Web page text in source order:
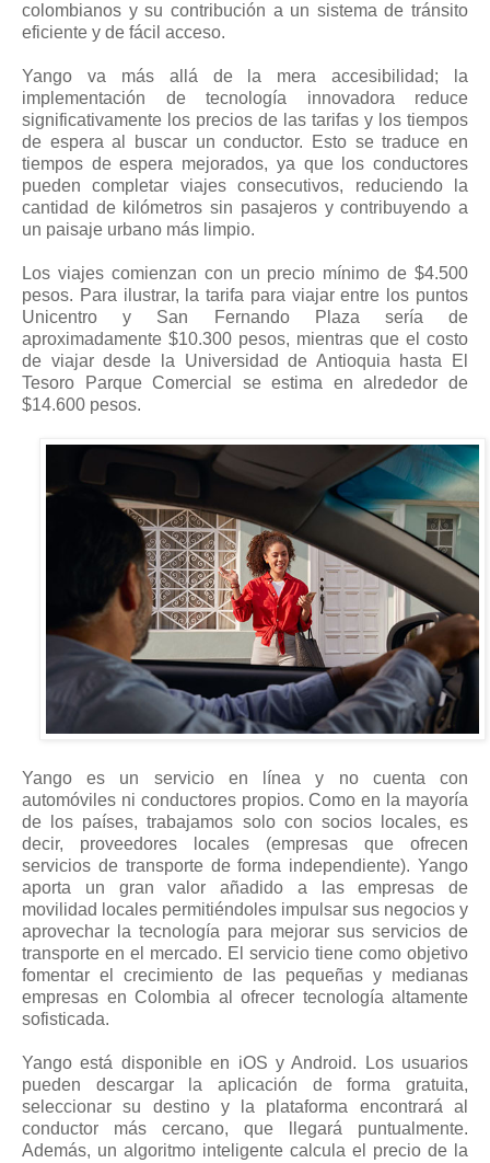
colombianos y su contribución a un sistema de tránsito
eficiente y de fácil acceso.
Yango va más allá de la mera accesibilidad; la
implementación de tecnología innovadora reduce
significativamente los precios de las tarifas y los tiempos
de espera al buscar un conductor. Esto se traduce en
tiempos de espera mejorados, ya que los conductores
pueden completar viajes consecutivos, reduciendo la
cantidad de kilómetros sin pasajeros y contribuyendo a
un paisaje urbano más limpio.
Los viajes comienzan con un precio mínimo de $4.500
pesos. Para ilustrar, la tarifa para viajar entre los puntos
Unicentro y San Fernando Plaza sería de
aproximadamente $10.300 pesos, mientras que el costo
de viajar desde la Universidad de Antioquia hasta El
Tesoro Parque Comercial se estima en alrededor de
$14.600 pesos.
Yango es un servicio en línea y no cuenta con
automóviles ni conductores propios. Como en la mayoría
de los países, trabajamos solo con socios locales, es
decir, proveedores locales (empresas que ofrecen
servicios de transporte de forma independiente). Yango
aporta un gran valor añadido a las empresas de
movilidad locales permitiéndoles impulsar sus negocios y
aprovechar la tecnología para mejorar sus servicios de
transporte en el mercado. El servicio tiene como objetivo
fomentar el crecimiento de las pequeñas y medianas
empresas en Colombia al ofrecer tecnología altamente
sofisticada.
Yango está disponible en iOS y Android. Los usuarios
pueden descargar la aplicación de forma gratuita,
seleccionar su destino y la plataforma encontrará al
conductor más cercano, que llegará puntualmente.
Además, un algoritmo inteligente calcula el precio de la